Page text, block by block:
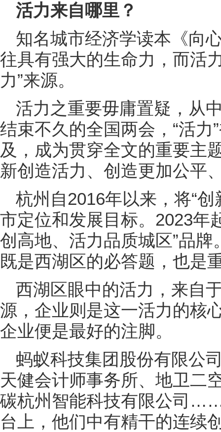
活力来自哪里？
知名城市经济学读本《向
往具有强大的生命力，而活
力”来源。
活力之重要毋庸置疑，从
结束不久的全国两会，“活
及，成为贯穿全文的重要主
新创造活力、创造更加公平
杭州自2016年以来，将“
市定位和发展目标。2023年
创高地、活力品质城区”品
既是西湖区的必答题，也是
西湖区眼中的活力，来自
源，企业则是这一活力的核
企业便是最好的注脚。
蚂蚁科技集团股份有限公
天健会计师事务所、地卫二
碳杭州智能科技有限公司
台上，他们中有精干的连续